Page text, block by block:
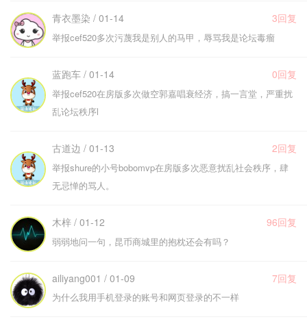
青衣墨染 / 01-14 3回复
举报cef520多次污蔑我是别人的马甲，辱骂我是论坛毒瘤
蓝跑车 / 01-14 0回复
举报cef520在房版多次做空郭嘉唱衰经济，搞一言堂，严重扰
乱论坛秩序l
古道边 / 01-13 2回复
举报shure的小号bobomvp在房版多次恶意扰乱社会秩序，肆
无忌惮的骂人。
木梓 / 01-12 96回复
弱弱地问一句，昆币商城里的抱枕还会有吗？
ailiyang001 / 01-09 7回复
为什么我用手机登录的账号和网页登录的不一样